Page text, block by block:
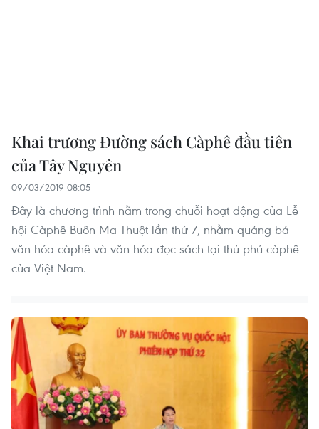
Khai trương Đường sách Càphê đầu tiên
của Tây Nguyên
09/03/2019 08:05
Đây là chương trình nằm trong chuỗi hoạt động của Lễ
hội Càphê Buôn Ma Thuột lần thứ 7, nhằm quảng bá
văn hóa càphê và văn hóa đọc sách tại thủ phủ càphê
của Việt Nam.